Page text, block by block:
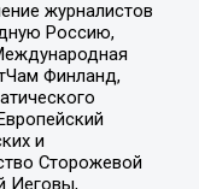
журналистов
Россию,
Финланд,
и
Сторожевой
Иеговы,